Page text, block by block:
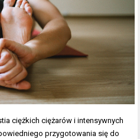
ciężkich ciężarów i intensywnych
przygotowania się do